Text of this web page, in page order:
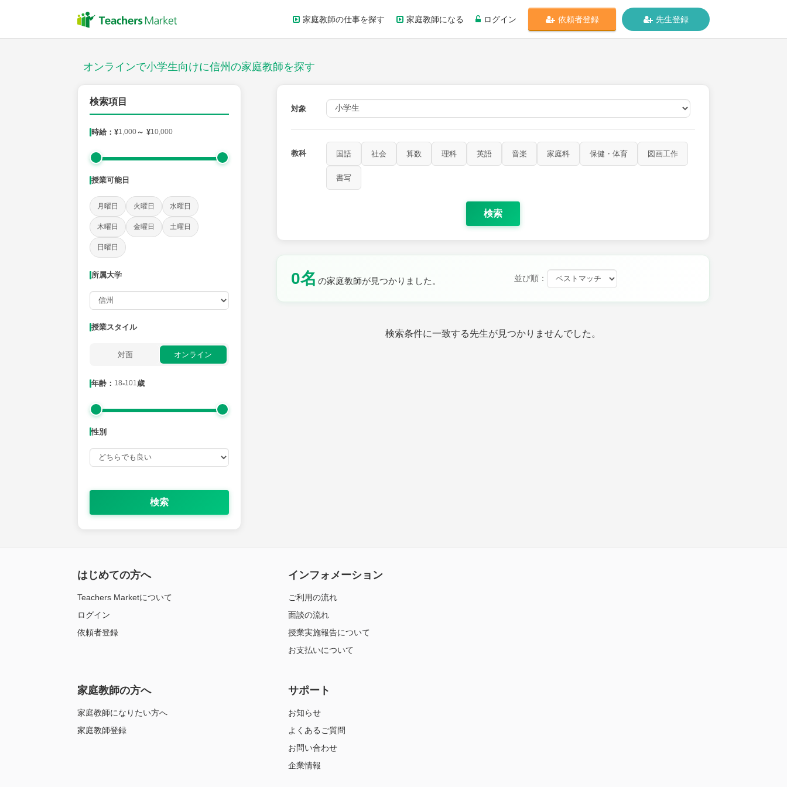
家庭教師の仕事を探す 家庭教師になる ログイン 依頼者登録 先生登録
オンラインで小学生向けに信州の家庭教師を探す
検索項目
時給：¥1,000～ ¥10,000
授業可能日
月曜日 火曜日 水曜日
木曜日 金曜日 土曜日
日曜日
所属大学
授業スタイル
対面 オンライン
年齢： 18-101歳
性別
検索
対象
教科 国語 社会 算数 理科 英語 音楽 家庭科 保健・体育 図画工作
書写
検索
0名 の家庭教師が見つかりました。 並び順：
検索条件に一致する先生が見つかりませんでした。
授業スタイル
社会 保健・体育 図画工作 書写
時給：¥1,000 ～ ¥10,000
授業可能日
火曜日 土曜日 日曜日
所属大学
はじめての方へ
Teachers Marketについて
ログイン
依頼者登録
インフォメーション
ご利用の流れ
面談の流れ
授業実施報告について
お支払いについて
家庭教師の方へ
家庭教師になりたい方へ
家庭教師登録
サポート
お知らせ
よくあるご質問
お問い合わせ
企業情報